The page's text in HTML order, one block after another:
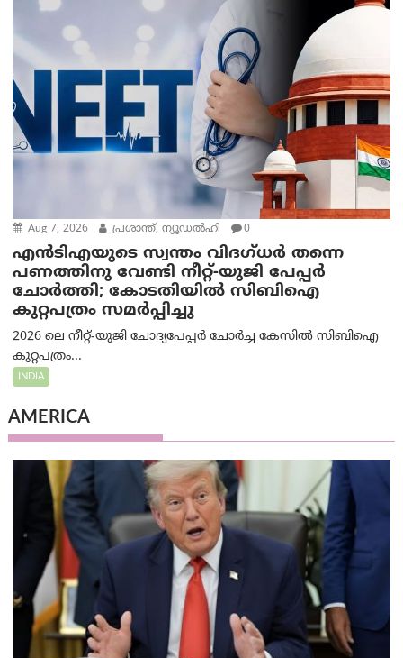
Aug 7, 2026 പ്രശാന്ത്, ന്യൂഡല്‍ഹി 0
എൻ‌ടി‌എയുടെ സ്വന്തം വിദഗ്ധർ തന്നെ
പണത്തിനു വേണ്ടി നീറ്റ്-യു‌ജി പേപ്പർ
ചോർത്തി; കോടതിയില്‍ സിബിഐ
കുറ്റപത്രം സമര്‍പ്പിച്ചു
2026 ലെ നീറ്റ്-യുജി ചോദ്യപേപ്പർ ചോർച്ച കേസിൽ സിബിഐ
കുറ്റപത്രം...
INDIA
AMERICA